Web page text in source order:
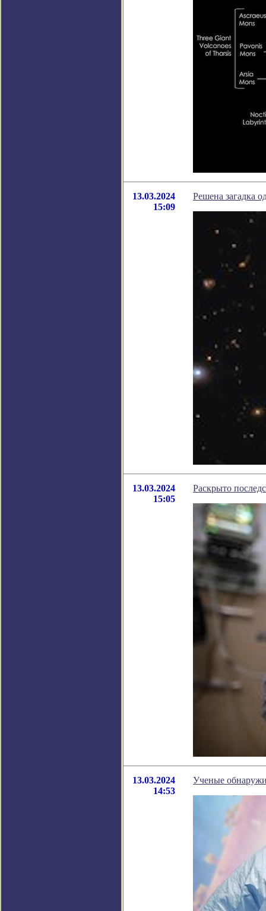
13.03.2024
15:09
Решена загадка
13.03.2024
15:05
Раскрыто
13.03.2024
14:53
Ученые